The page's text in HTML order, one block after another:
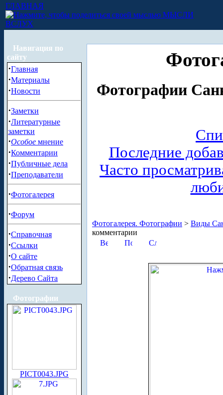
ГЛАВНАЯ
МЫСЛИ
ВСЛУХ
Навигация по
сайту
·Главная
·Материалы
·Новости
·Заметки
·Литературные
заметки
·Особое мнение
·Комментарии
·Публичные дела
·Преподаватели
·Фотогалерея
·Форум
·Справочная
·Ссылки
·О сайте
·Обратная связь
·Дерево Сайта
Фотографии
PICT0043.JPG
Фотографии
Последние
Часто
Фотогалерея. Фотографии > Виды
комментарии